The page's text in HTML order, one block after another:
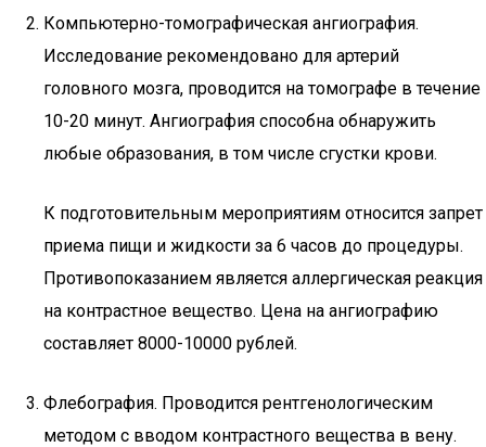
Компьютерно-томографическая ангиография.
Исследование рекомендовано для артерий
головного мозга, проводится на томографе в течение
10-20 минут. Ангиография способна обнаружить
любые образования, в том числе сгустки крови.
К подготовительным мероприятиям относится запрет
приема пищи и жидкости за 6 часов до процедуры.
Противопоказанием является аллергическая реакция
на контрастное вещество. Цена на ангиографию
составляет 8000-10000 рублей.
Флебография. Проводится рентгенологическим
методом с вводом контрастного вещества в вену.